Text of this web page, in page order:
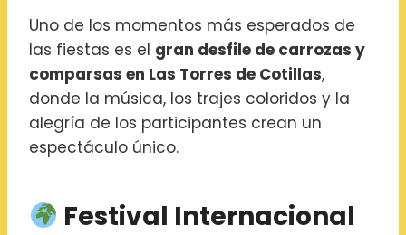
Uno de los momentos más esperados de
las fiestas es el gran desfile de carrozas y
comparsas en Las Torres de Cotillas,
donde la música, los trajes coloridos y la
alegría de los participantes crean un
espectáculo único.
Festival Internacional